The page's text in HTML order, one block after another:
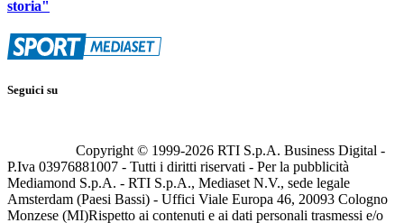
storia"
Seguici su
Copyright © 1999-2026 RTI S.p.A. Business Digital -
P.Iva 03976881007 - Tutti i diritti riservati - Per la pubblicità
Mediamond S.p.A. - RTI S.p.A., Mediaset N.V., sede legale
Amsterdam (Paesi Bassi) - Uffici Viale Europa 46, 20093 Cologno
Monzese (MI)Rispetto ai contenuti e ai dati personali trasmessi e/o